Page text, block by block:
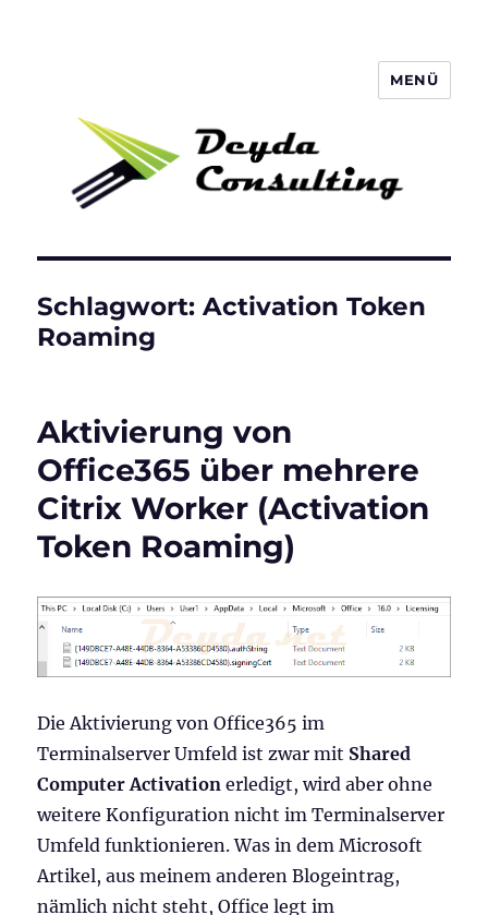
MENÜ
Schlagwort:Activation Token
Roaming
Aktivierung von
Office365 über mehrere
Citrix Worker (Activation
Token Roaming)
Die Aktivierung von Office365 im
Terminalserver Umfeld ist zwar mit Shared
Computer Activation erledigt, wird aber ohne
weitere Konfiguration nicht im Terminalserver
Umfeld funktionieren. Was in dem Microsoft
Artikel, aus meinem anderen Blogeintrag,
nämlich nicht steht, Office legt im